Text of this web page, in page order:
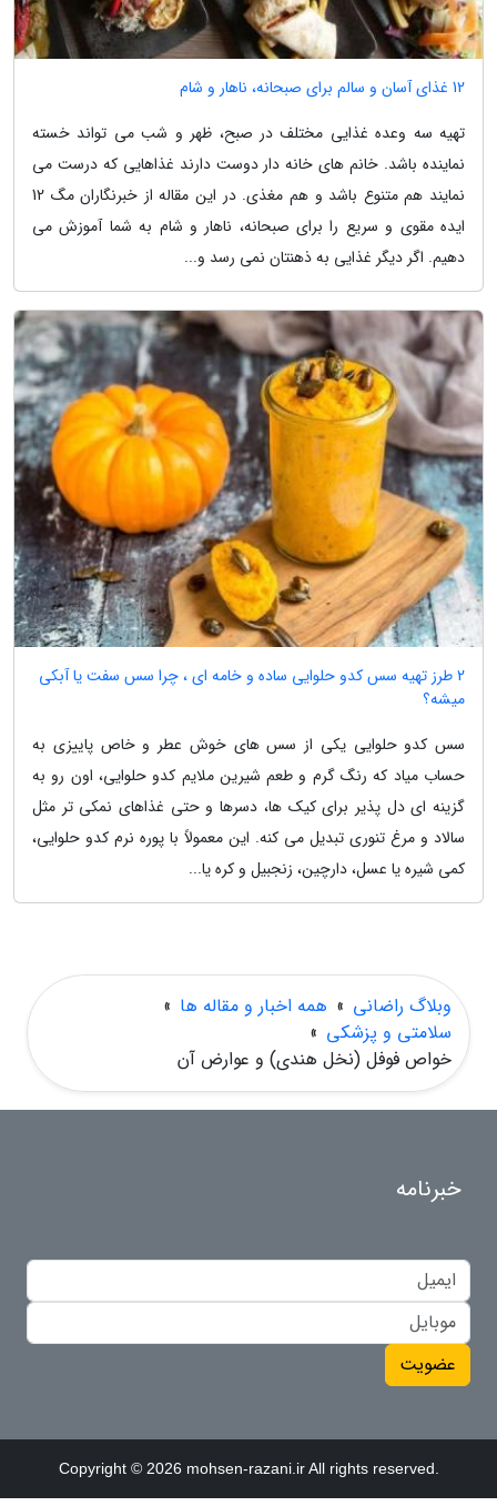
12 غذای آسان و سالم برای صبحانه، ناهار و شام
تهیه سه وعده غذایی مختلف در صبح، ظهر و شب می تواند خسته
نماینده باشد. خانم های خانه دار دوست دارند غذاهایی که درست می
نمایند هم متنوع باشد و هم مغذی. در این مقاله از خبرنگاران مگ 12
ایده مقوی و سریع را برای صبحانه، ناهار و شام به شما آموزش می
دهیم. اگر دیگر غذایی به ذهنتان نمی رسد و...
2 طرز تهیه سس کدو حلوایی ساده و خامه ای ، چرا سس سفت یا آبکی
میشه؟
سس کدو حلوایی یکی از سس های خوش عطر و خاص پاییزی به
حساب میاد که رنگ گرم و طعم شیرین ملایم کدو حلوایی، اون رو به
گزینه ای دل پذیر برای کیک ها، دسرها و حتی غذاهای نمکی تر مثل
سالاد و مرغ تنوری تبدیل می کنه. این معمولاً با پوره نرم کدو حلوایی،
کمی شیره یا عسل، دارچین، زنجبیل و کره یا...
وبلاگ راضانی » همه اخبار و مقاله ها »
سلامتی و پزشکی »
خواص فوفل (نخل هندی) و عوارض آن
خبرنامه
عضویت
Copyright © 2026 mohsen-razani.ir All rights reserved.